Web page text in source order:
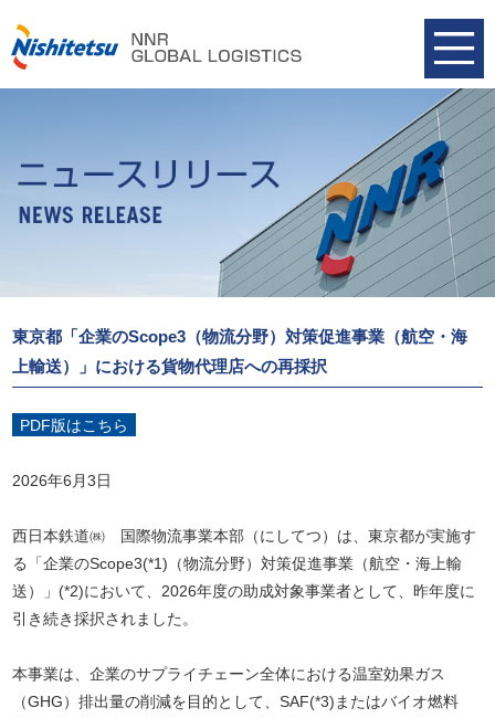
東京都「企業のScope3（物流分野）対策促進事業（航空・海
上輸送）」における貨物代理店への再採択
PDF版はこちら
2026年6月3日
西日本鉄道㈱ 国際物流事業本部（にしてつ）は、東京都が実施す
る「企業のScope3(*1)（物流分野）対策促進事業（航空・海上輸
送）」(*2)において、2026年度の助成対象事業者として、昨年度に
引き続き採択されました。
本事業は、企業のサプライチェーン全体における温室効果ガス
（GHG）排出量の削減を目的として、SAF(*3)またはバイオ燃料